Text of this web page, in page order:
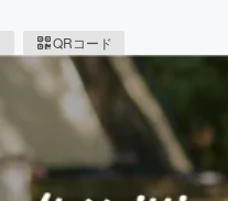
QRコード